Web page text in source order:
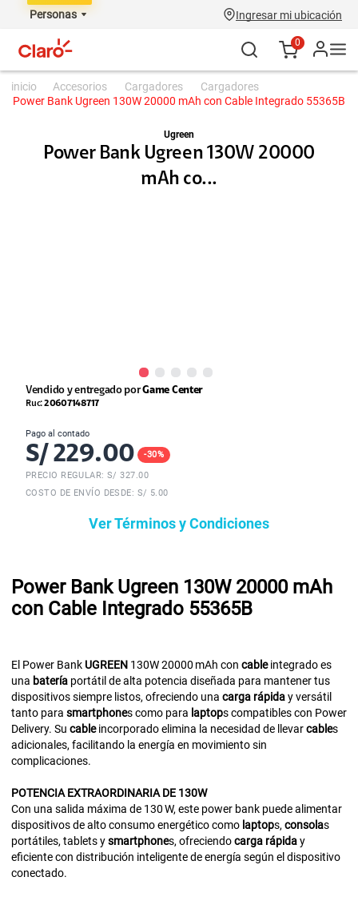
Personas Ingresar mi ubicación
0
accesorios cargadores
cargadores
Power Bank Ugreen 130W 20000 mAh con Cable Integrado 55365B
Ugreen
Power Bank Ugreen 130W 20000
mAh co...
Vendido y entregado porGame Center
Ruc:20607148717
Pago al contado
S/ 229.00 -30%
PRECIO REGULAR: S/327.00
COSTO DE ENVÍO DESDE: S/ 5.00
Ver Términos y Condiciones
Power Bank Ugreen 130W 20000 mAh
con Cable Integrado 55365B
El Power Bank UGREEN 130W 20000 mAh con cableintegrado es
una batería portátil de alta potencia diseñada para mantener tus
dispositivos siempre listos, ofreciendo una carga rápiday versátil
tanto para smartphones como para laptops compatibles con Power
Delivery. Su cableincorporado elimina la necesidad de llevarcables
adicionales, facilitando la energía en movimiento sin
complicaciones.
POTENCIA EXTRAORDINARIA DE 130W
Con una salida máxima de 130 W, este power bank puede alimentar
dispositivos de alto consumo energético como laptops, consolas
portátiles, tablets ysmartphones, ofreciendocarga rápiday
eficiente con distribución inteligente de energía según el dispositivo
conectado.